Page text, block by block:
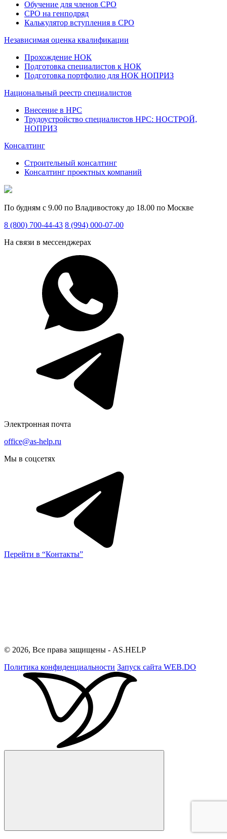
Обучение для членов СРО
СРО на генподряд
Калькулятор вступления в СРО
Независимая оценка квалификации
Прохождение НОК
Подготовка специалистов к НОК
Подготовка портфолио для НОК НОПРИЗ
Национальный реестр специалистов
Внесение в НРС
Трудоустройство специалистов НРС: НОСТРОЙ,
НОПРИЗ
Консалтинг
Строительный консалтинг
Консалтинг проектных компаний
По будням с 9.00 по Владивостоку до 18.00 по Москве
8 (800) 700-44-43 8 (994) 000-07-00
На связи в мессенджерах
Электронная почта
office@as-help.ru
Мы в соцсетях
Перейти в “Контакты”
© 2026, Все права защищены - AS.HELP
Политика конфиденциальности Запуск сайта WEB.DO